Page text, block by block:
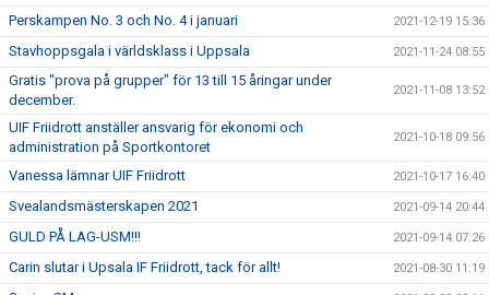
Perskampen No. 3 och No. 4 i januari 2021-12-19 15:36
Stavhoppsgala i världsklass i Uppsala 2021-11-24 08:55
Gratis "prova på grupper" för 13 till 15 åringar under
december.
2021-11-08 13:52
UIF Friidrott anställer ansvarig för ekonomi och
administration på Sportkontoret
2021-10-18 09:56
Vanessa lämnar UIF Friidrott 2021-10-17 16:40
Svealandsmästerskapen 2021 2021-09-14 20:44
GULD PÅ LAG-USM!!! 2021-09-14 07:26
Carin slutar i Upsala IF Friidrott, tack för allt! 2021-08-30 11:19